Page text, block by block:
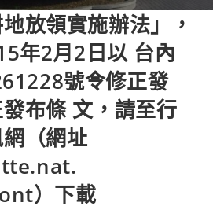
放領實施辦法」，
年2月2日以 台內
號令修正發
布條 文，請至行
（網址
）下載